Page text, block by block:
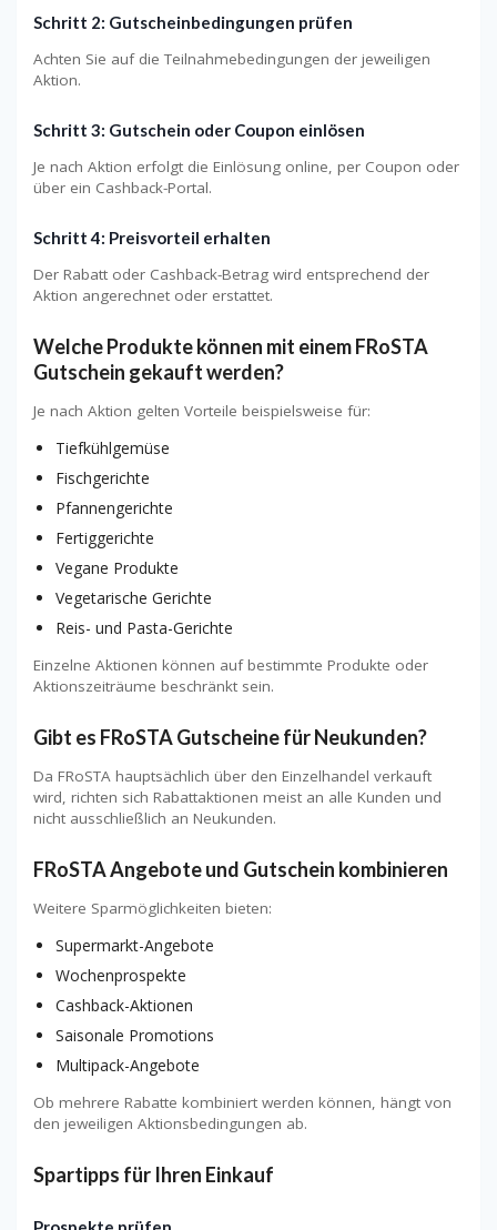
Schritt 2: Gutscheinbedingungen prüfen
Achten Sie auf die Teilnahmebedingungen der jeweiligen
Aktion.
Schritt 3: Gutschein oder Coupon einlösen
Je nach Aktion erfolgt die Einlösung online, per Coupon oder
über ein Cashback-Portal.
Schritt 4: Preisvorteil erhalten
Der Rabatt oder Cashback-Betrag wird entsprechend der
Aktion angerechnet oder erstattet.
Welche Produkte können mit einem FRoSTA
Gutschein gekauft werden?
Je nach Aktion gelten Vorteile beispielsweise für:
Tiefkühlgemüse
Fischgerichte
Pfannengerichte
Fertiggerichte
Vegane Produkte
Vegetarische Gerichte
Reis- und Pasta-Gerichte
Einzelne Aktionen können auf bestimmte Produkte oder
Aktionszeiträume beschränkt sein.
Gibt es FRoSTA Gutscheine für Neukunden?
Da FRoSTA hauptsächlich über den Einzelhandel verkauft
wird, richten sich Rabattaktionen meist an alle Kunden und
nicht ausschließlich an Neukunden.
FRoSTA Angebote und Gutschein kombinieren
Weitere Sparmöglichkeiten bieten:
Supermarkt-Angebote
Wochenprospekte
Cashback-Aktionen
Saisonale Promotions
Multipack-Angebote
Ob mehrere Rabatte kombiniert werden können, hängt von
den jeweiligen Aktionsbedingungen ab.
Spartipps für Ihren Einkauf